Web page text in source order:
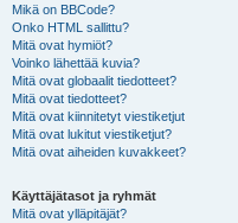
Mikä on BBCode?
Onko HTML sallittu?
Mitä ovat hymiöt?
Voinko lähettää kuvia?
Mitä ovat globaalit tiedotteet?
Mitä ovat tiedotteet?
Mitä ovat kiinnitetyt viestiketjut
Mitä ovat lukitut viestiketjut?
Mitä ovat aiheiden kuvakkeet?
Käyttäjätasot ja ryhmät
Mitä ovat ylläpitäjät?